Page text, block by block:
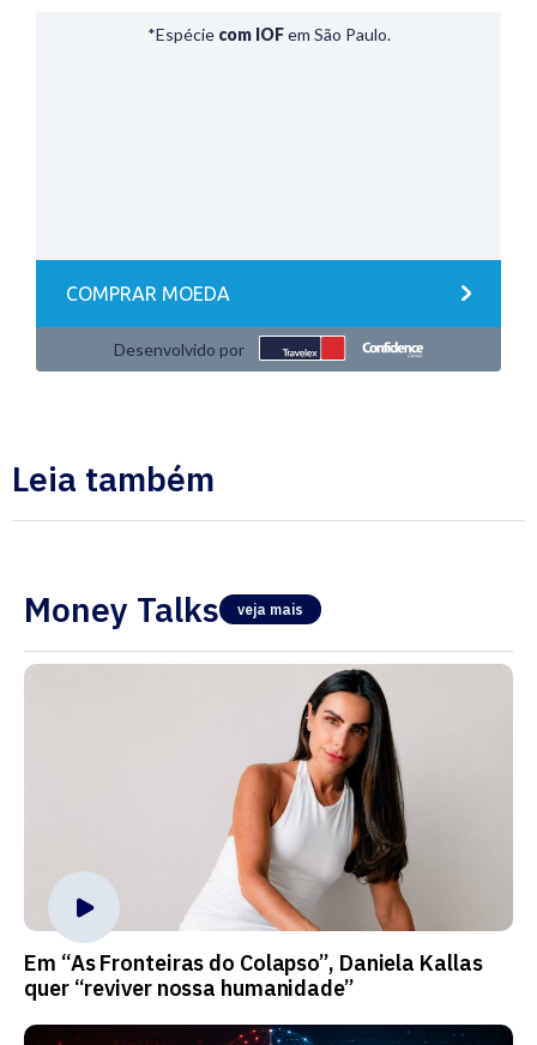
Leia também
Money Talks veja mais
Em “As Fronteiras do Colapso”, Daniela Kallas
quer “reviver nossa humanidade”